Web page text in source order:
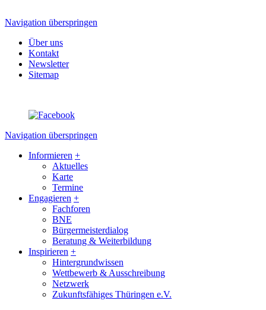
Navigation überspringen
Über uns
Kontakt
Newsletter
Sitemap
Navigation überspringen
Informieren +
Aktuelles
Karte
Termine
Engagieren +
Fachforen
BNE
Bürgermeisterdialog
Beratung & Weiterbildung
Inspirieren +
Hintergrundwissen
Wettbewerb & Ausschreibung
Netzwerk
Zukunftsfähiges Thüringen e.V.